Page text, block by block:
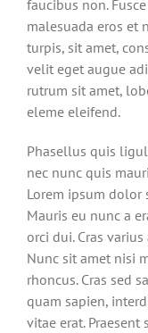
faucibus non.
malesuada eros et
turpis, sit amet,
velit eget augue
rutrum sit amet,
eleme eleifend.
Phasellus quis
nec nunc quis
Lorem ipsum dolor
Mauris eu nunc a
orci dui. Cras
Nunc sit amet nisi
rhoncus. Cras sed
quam sapien,
vitae erat.